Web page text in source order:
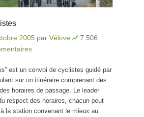
2005 par Vélove
7 506
est un convoi de cyclistes guidé par
sur un itinéraire comprenant des
horaires de passage. Le leader
respect des horaires, chacun peut
la station convenant le mieux au